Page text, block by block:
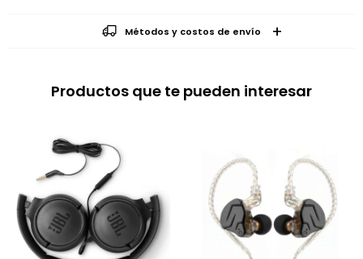
Métodos y costos de envío
Productos que te pueden interesar